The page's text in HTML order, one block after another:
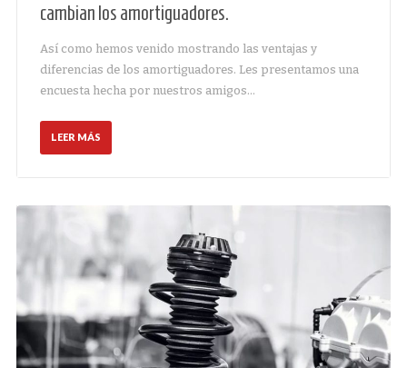
cambian los amortiguadores.
Así como hemos venido mostrando las ventajas y
diferencias de los amortiguadores. Les presentamos una
encuesta hecha por nuestros amigos…
LEER MÁS